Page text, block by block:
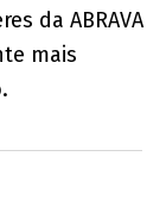
da ABRAVA
mais